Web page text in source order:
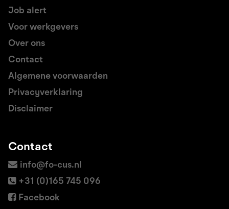
Job alert
Voor werkgevers
Over ons
Contact
Algemene voorwaarden
Privacyverklaring
Disclaimer
Contact
info@fo-cus.nl
+31 (0)165 745 096
Facebook